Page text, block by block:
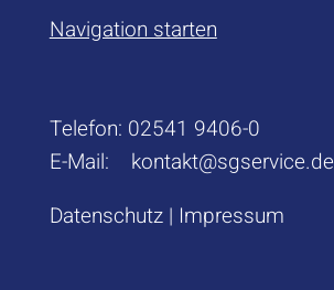
Navigation starten
Telefon: 02541 9406-0
E-Mail: kontakt@sgservice.de
Datenschutz| Impressum